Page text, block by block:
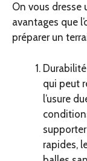
On vous dresse
avantages que
préparer un
qui peut
l’usure
rapides,